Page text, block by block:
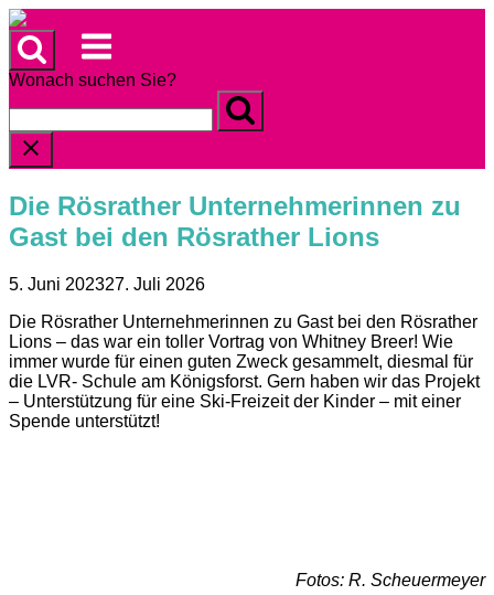
Skip
to
content
Menu
Wonach suchen Sie?
Die Rösrather Unternehmerinnen zu
Gast bei den Rösrather Lions
5. Juni 202327. Juli 2026
Die Rösrather Unternehmerinnen zu Gast bei den Rösrather
Lions – das war ein toller Vortrag von Whitney Breer! Wie
immer wurde für einen guten Zweck gesammelt, diesmal für
die LVR- Schule am Königsforst. Gern haben wir das Projekt
– Unterstützung für eine Ski-Freizeit der Kinder – mit einer
Spende unterstützt!
Fotos: R. Scheuermeyer